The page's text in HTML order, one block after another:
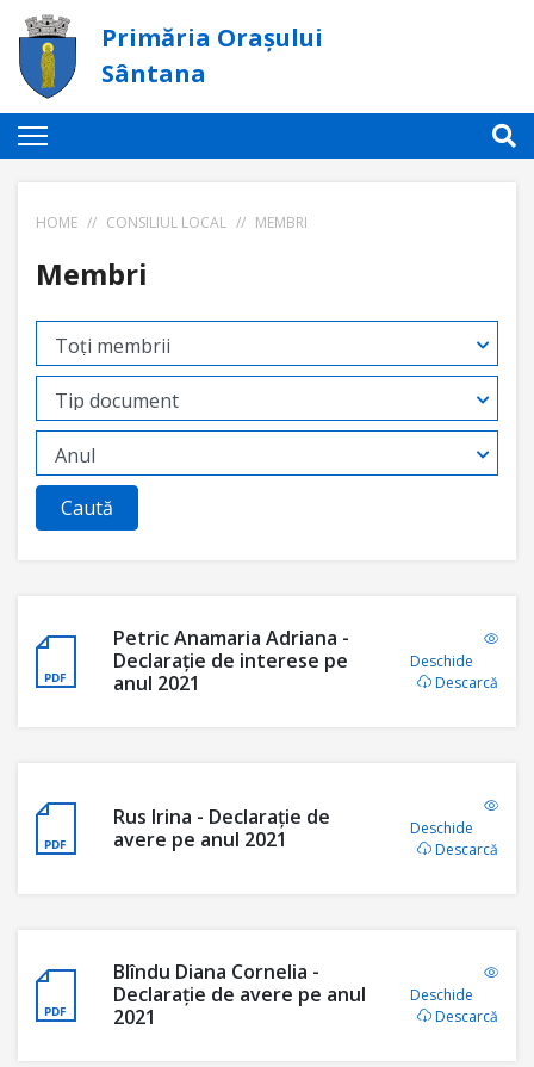
Primăria Orașului
Sântana
HOME // CONSILIUL LOCAL // MEMBRI
Membri
Caută
Petric Anamaria Adriana -
Declarație de interese pe
anul 2021
Deschide
Descarcă
Rus Irina - Declarație de
avere pe anul 2021
Deschide
Descarcă
Blîndu Diana Cornelia -
Declarație de avere pe anul
2021
Deschide
Descarcă